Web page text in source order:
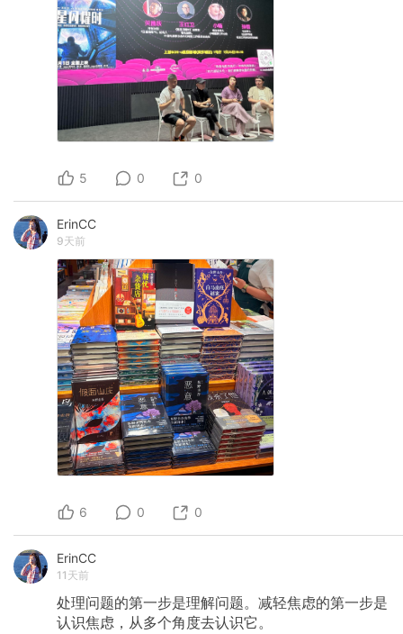
5 0 0
ErinCC
9天前
6 0 0
ErinCC
11天前
处理问题的第一步是理解问题。减轻焦虑的第一步是
认识焦虑，从多个角度去认识它。